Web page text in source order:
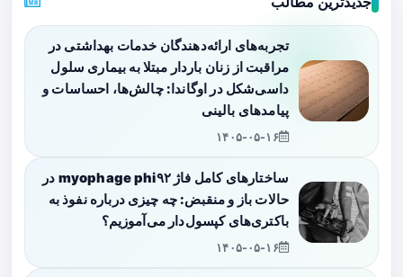
تجربه‌های ارائه‌دهندگان خدمات بهداشتی در
مراقبت از زنان باردار مبتلا به بیماری سلول
داسی‌شکل در اوگاندا: چالش‌ها، احساسات و
پیامدهای بالینی
۱۴۰۵-۰۵-۱۶
ساختارهای کامل فاژ myophage phi۹۲ در
حالات باز و منقبض: چه چیزی درباره نفوذ به
باکتری‌های کپسول‌دار می‌آموزیم؟
۱۴۰۵-۰۵-۱۶